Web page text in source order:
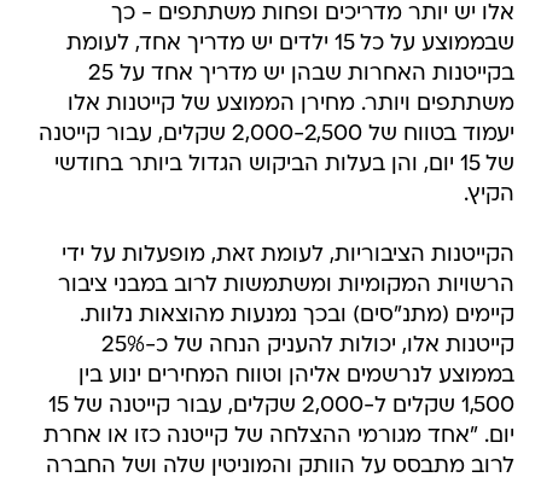
אלו יש יותר מדריכים ופחות משתתפים - כך
שבממוצע על כל 15 ילדים יש מדריך אחד, לעומת
בקייטנות האחרות שבהן יש מדריך אחד על 25
משתתפים ויותר. מחירן הממוצע של קייטנות אלו
יעמוד בטווח של 2,000-2,500 שקלים, עבור קייטנה
של 15 יום, והן בעלות הביקוש הגדול ביותר בחודשי
הקיץ.
הקייטנות הציבוריות, לעומת זאת, מופעלות על ידי
הרשויות המקומיות ומשתמשות לרוב במבני ציבור
קיימים (מתנ"סים) ובכך נמנעות מהוצאות נלוות.
קייטנות אלו, יכולות להעניק הנחה של כ-25%
בממוצע לנרשמים אליהן וטווח המחירים ינוע בין
1,500 שקלים ל-2,000 שקלים, עבור קייטנה של 15
יום. "אחד מגורמי ההצלחה של קייטנה כזו או אחרת
לרוב מתבסס על הוותק והמוניטין שלה ושל החברה